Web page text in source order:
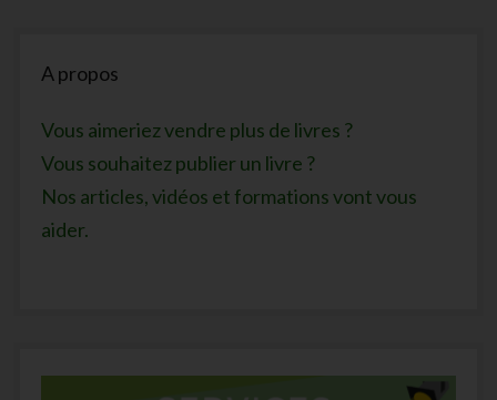
A propos
Vous aimeriez vendre plus de livres ?
Vous souhaitez publier un livre ?
Nos articles, vidéos et formations vont vous
aider.